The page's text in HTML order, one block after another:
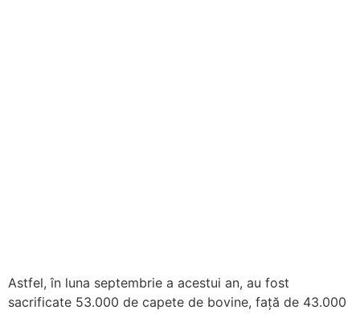
Astfel, în luna septembrie a acestui an, au fost
sacrificate 53.000 de capete de bovine, față de 43.000